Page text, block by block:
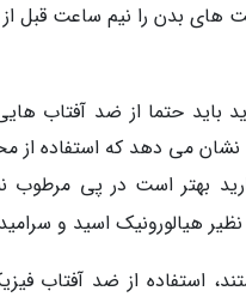
نشان می دهد که استفاده
بهتر است در پی مرطوب
هیالورونیک اسید و
استفاده از ضد آفتاب